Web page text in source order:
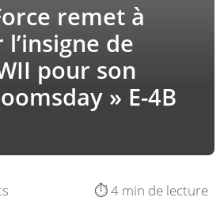
remet à
l’insigne de
pour son
» E-4B
⏱️ 4 min de lecture